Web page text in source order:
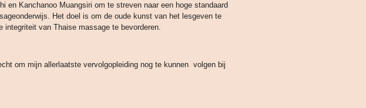
en Kanchanoo Muangsiri om te streven naar een hoge standaard
Het doel is om de oude kunst van het lesgeven te
integriteit van Thaise massage te bevorderen.
om mijn allerlaatste vervolgopleiding nog te kunnen volgen bij